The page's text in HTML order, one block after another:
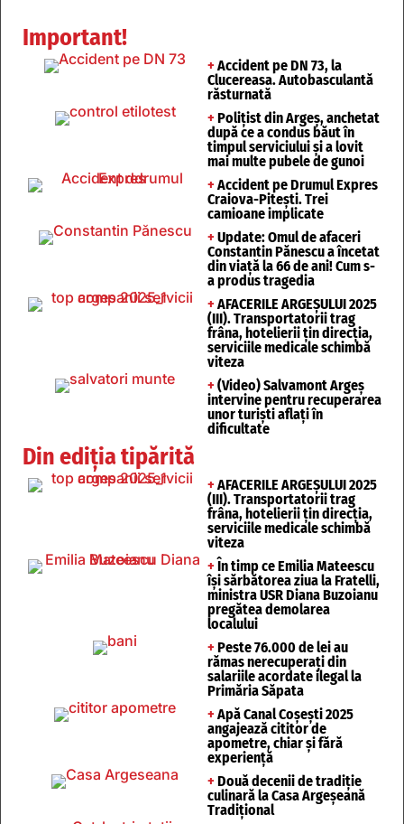
Important!
+ Accident pe DN 73, la
Clucereasa. Autobasculantă
răsturnată
+ Polițist din Argeș, anchetat
după ce a condus băut în
timpul serviciului și a lovit
mai multe pubele de gunoi
+ Accident pe Drumul Expres
Craiova-Pitești. Trei
camioane implicate
+ Update: Omul de afaceri
Constantin Pănescu a încetat
din viață la 66 de ani! Cum s-
a produs tragedia
+ AFACERILE ARGEȘULUI 2025
(III). Transportatorii trag
frâna, hotelierii țin direcția,
serviciile medicale schimbă
viteza
+ (Video) Salvamont Argeș
intervine pentru recuperarea
unor turişti aflaţi în
dificultate
Din ediția tipărită
+ AFACERILE ARGEȘULUI 2025
(III). Transportatorii trag
frâna, hotelierii țin direcția,
serviciile medicale schimbă
viteza
+ În timp ce Emilia Mateescu
își sărbătorea ziua la Fratelli,
ministra USR Diana Buzoianu
pregătea demolarea
localului
+ Peste 76.000 de lei au
rămas nerecuperați din
salariile acordate ilegal la
Primăria Săpata
+ Apă Canal Coșești 2025
angajează cititor de
apometre, chiar și fără
experiență
+ Două decenii de tradiție
culinară la Casa Argeșeană
Tradițional